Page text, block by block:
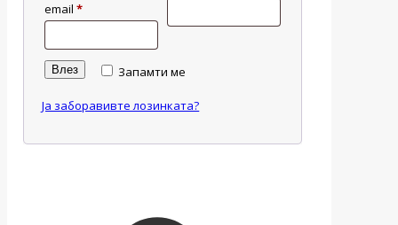
email*
Запамти ме
Влез
Ја заборавивте лозинката?